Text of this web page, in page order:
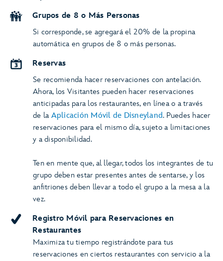
Grupos de 8 o Más Personas
Si corresponde, se agregará el 20% de la propina
automática en grupos de 8 o más personas.
Reservas
Se recomienda hacer reservaciones con antelación.
Ahora, los Visitantes pueden hacer reservaciones
anticipadas para los restaurantes, en línea o a través
de la Aplicación Móvil de Disneyland. Puedes hacer
reservaciones para el mismo día, sujeto a limitaciones
y a disponibilidad.
Ten en mente que, al llegar, todos los integrantes de tu
grupo deben estar presentes antes de sentarse, y los
anfitriones deben llevar a todo el grupo a la mesa a la
vez.
Registro Móvil para Reservaciones en
Restaurantes
Maximiza tu tiempo registrándote para tus
reservaciones en ciertos restaurantes con servicio a la